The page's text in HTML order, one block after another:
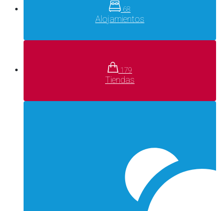
68
Alojamientos
179
Tiendas